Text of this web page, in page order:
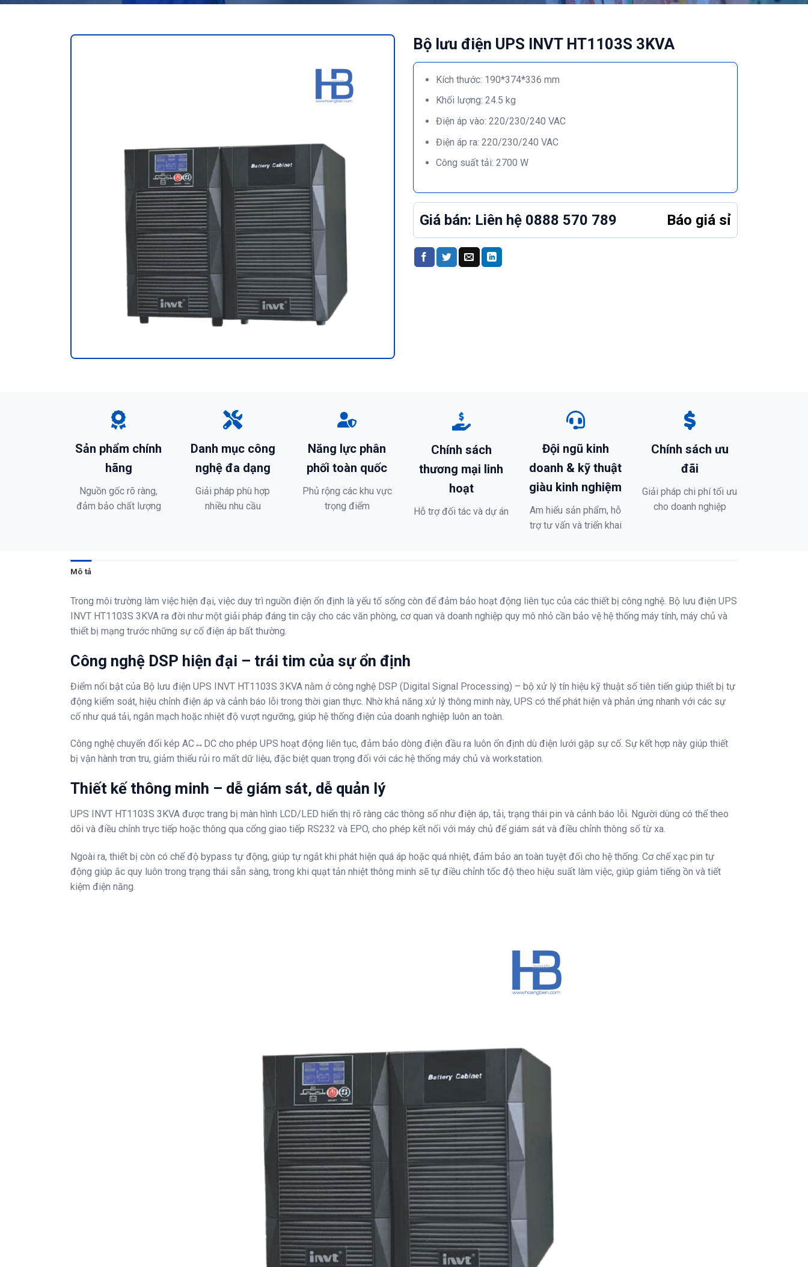
Bộ lưu điện UPS INVT HT1103S 3KVA
Kích thước: 190*374*336 mm
Khối lượng: 24.5 kg
Điện áp vào: 220/230/240 VAC
Điện áp ra: 220/230/240 VAC
Công suất tải: 2700 W
Giá bán: Liên hệ 0888 570 789 Báo giá sỉ
Sản phẩm chính
hãng
Nguồn gốc rõ ràng,
đảm bảo chất lượng
Danh mục công
nghệ đa dạng
Giải pháp phù hợp
nhiều nhu cầu
Năng lực phân
phối toàn quốc
Phủ rộng các khu vực
trọng điểm
Chính sách
thương mại linh
hoạt
Hỗ trợ đối tác và dự án
Đội ngũ kinh
doanh & kỹ thuật
giàu kinh nghiệm
Am hiểu sản phẩm, hỗ
trợ tư vấn và triển khai
Chính sách ưu
đãi
Giải pháp chi phí tối ưu
cho doanh nghiệp
Mô tả
Trong môi trường làm việc hiện đại, việc duy trì nguồn điện ổn định là yếu tố sống còn để đảm bảo hoạt động liên tục của các thiết bị công nghệ. Bộ lưu điện UPS
INVT HT1103S 3KVA ra đời như một giải pháp đáng tin cậy cho các văn phòng, cơ quan và doanh nghiệp quy mô nhỏ cần bảo vệ hệ thống máy tính, máy chủ và
thiết bị mạng trước những sự cố điện áp bất thường.
Công nghệ DSP hiện đại – trái tim của sự ổn định
Điểm nổi bật của Bộ lưu điện UPS INVT HT1103S 3KVA nằm ở công nghệ DSP (Digital Signal Processing) – bộ xử lý tín hiệu kỹ thuật số tiên tiến giúp thiết bị tự
động kiểm soát, hiệu chỉnh điện áp và cảnh báo lỗi trong thời gian thực. Nhờ khả năng xử lý thông minh này, UPS có thể phát hiện và phản ứng nhanh với các sự
cố như quá tải, ngắn mạch hoặc nhiệt độ vượt ngưỡng, giúp hệ thống điện của doanh nghiệp luôn an toàn.
Công nghệ chuyển đổi kép AC↔DC cho phép UPS hoạt động liên tục, đảm bảo dòng điện đầu ra luôn ổn định dù điện lưới gặp sự cố. Sự kết hợp này giúp thiết
bị vận hành trơn tru, giảm thiểu rủi ro mất dữ liệu, đặc biệt quan trọng đối với các hệ thống máy chủ và workstation.
Thiết kế thông minh – dễ giám sát, dễ quản lý
UPS INVT HT1103S 3KVA được trang bị màn hình LCD/LED hiển thị rõ ràng các thông số như điện áp, tải, trạng thái pin và cảnh báo lỗi. Người dùng có thể theo
dõi và điều chỉnh trực tiếp hoặc thông qua cổng giao tiếp RS232 và EPO, cho phép kết nối với máy chủ để giám sát và điều chỉnh thông số từ xa.
Ngoài ra, thiết bị còn có chế độ bypass tự động, giúp tự ngắt khi phát hiện quá áp hoặc quá nhiệt, đảm bảo an toàn tuyệt đối cho hệ thống. Cơ chế xạc pin tự
động giúp ắc quy luôn trong trạng thái sẵn sàng, trong khi quạt tản nhiệt thông minh sẽ tự điều chỉnh tốc độ theo hiệu suất làm việc, giúp giảm tiếng ồn và tiết
kiệm điện năng.